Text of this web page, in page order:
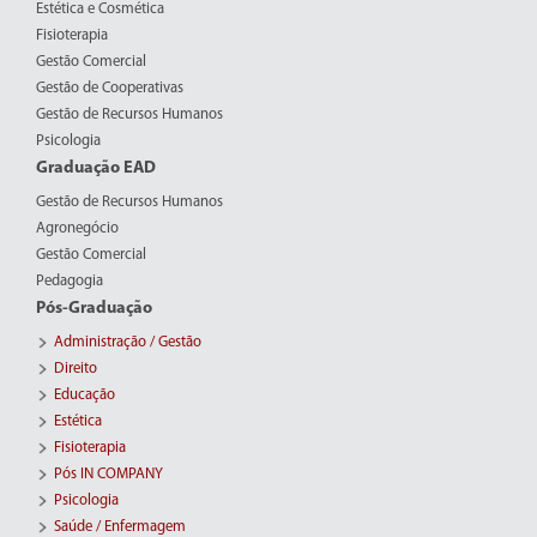
Estética e Cosmética
Fisioterapia
Gestão Comercial
Gestão de Cooperativas
Gestão de Recursos Humanos
Psicologia
Graduação EAD
Gestão de Recursos Humanos
Agronegócio
Gestão Comercial
Pedagogia
Pós-Graduação
Administração / Gestão
Direito
Educação
Estética
Fisioterapia
Pós IN COMPANY
Psicologia
Saúde / Enfermagem